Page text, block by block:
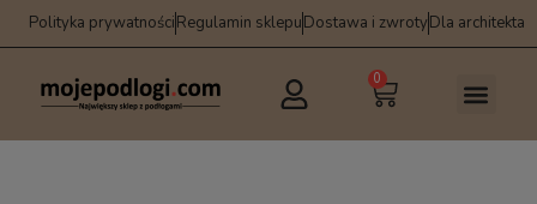
Polityka prywatnościRegulamin sklepuDostawa i zwrotyDla architekta
0